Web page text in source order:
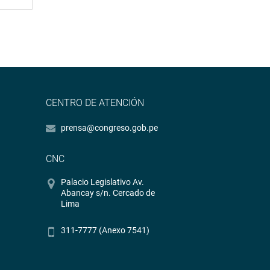
CENTRO DE ATENCIÓN
prensa@congreso.gob.pe
CNC
Palacio Legislativo Av.
Abancay s/n. Cercado de
Lima
311-7777 (Anexo 7541)